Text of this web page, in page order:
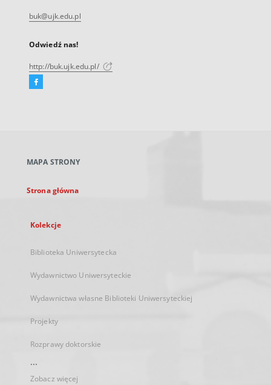
buk@ujk.edu.pl
Odwiedź nas!
http://buk.ujk.edu.pl/
Facebook
karcie
MAPA STRONY
Strona główna
Kolekcje
Biblioteka Uniwersytecka
Wydawnictwo Uniwersyteckie
Wydawnictwa własne Biblioteki Uniwersyteckiej
Projekty
Rozprawy doktorskie
...
Zobacz więcej